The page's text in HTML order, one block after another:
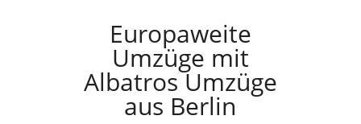
Europaweite
Umzüge mit
Albatros Umzüge
aus Berlin